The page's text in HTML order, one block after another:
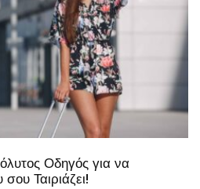
Οδηγός για να
Ταιριάζει!